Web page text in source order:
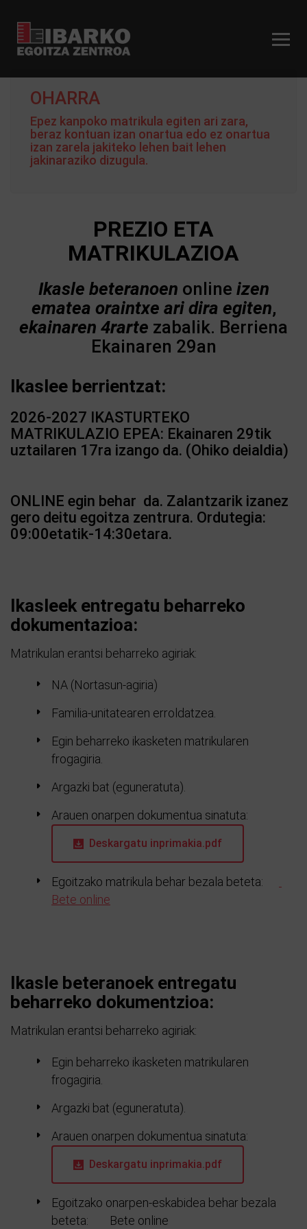
OHARRA
Epez kanpoko matrikula egiten ari zara,
beraz kontuan izan onartua edo ez onartua
izan zarela jakiteko lehen bait lehen
jakinaraziko dizugula.
PREZIO ETA
MATRIKULAZIOA
Ikasle beteranoen online izen
ematea oraintxe ari dira egiten,
ekainaren 4rarte zabalik. Berriena
Ekainaren 29an
Ikaslee berrientzat:
2026-2027 IKASTURTEKO
MATRIKULAZIO EPEA: Ekainaren 29tik
uztailaren 17ra izango da. (Ohiko deialdia)
ONLINE egin behar da. Zalantzarik izanez
gero deitu egoitza zentrura. Ordutegia:
09:00etatik-14:30etara.
Ikasleek entregatu beharreko
dokumentazioa:
Matrikulan erantsi beharreko agiriak:
NA (Nortasun-agiria)
Familia-unitatearen erroldatzea.
Egin beharreko ikasketen matrikularen
frogagiria.
Argazki bat (eguneratuta).
Arauen onarpen dokumentua sinatuta:
Deskargatu inprimakia.pdf
Egoitzako matrikula behar bezala beteta:
Bete online
Ikasle beteranoek entregatu
beharreko dokumentzioa:
Matrikulan erantsi beharreko agiriak:
Egin beharreko ikasketen matrikularen
frogagiria.
Argazki bat (eguneratuta).
Arauen onarpen dokumentua sinatuta:
Deskargatu inprimakia.pdf
Egoitzako onarpen-eskabidea behar bezala
beteta:
Bete online